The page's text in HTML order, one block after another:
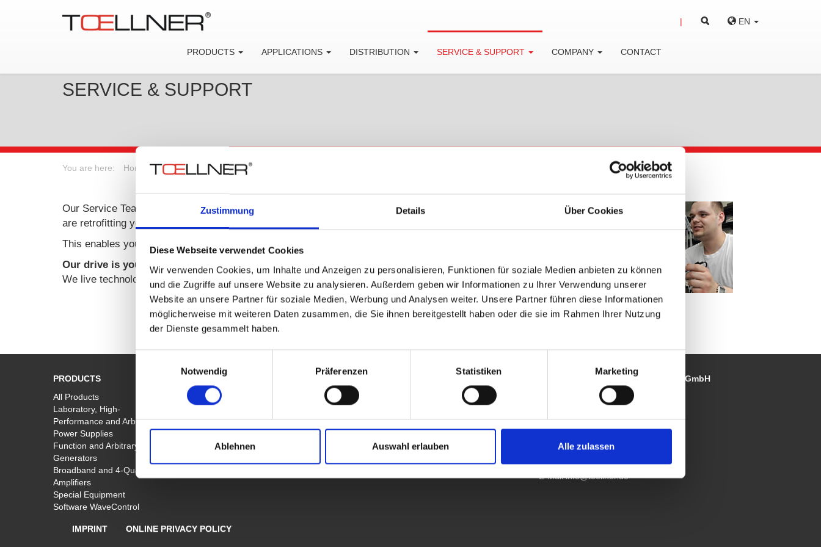
Zustimmung Details Über Cookies
Diese Webseite verwendet Cookies
Wir verwenden Cookies, um Inhalte und Anzeigen zu personalisieren, Funktionen für soziale Medien anbieten zu können
und die Zugriffe auf unsere Website zu analysieren. Außerdem geben wir Informationen zu Ihrer Verwendung unserer
Website an unsere Partner für soziale Medien, Werbung und Analysen weiter. Unsere Partner führen diese Informationen
möglicherweise mit weiteren Daten zusammen, die Sie ihnen bereitgestellt haben oder die sie im Rahmen Ihrer Nutzung
der Dienste gesammelt haben.
Einwilligungsauswahl
Notwendig
Präferenzen Statistiken Marketing
Ablehnen Auswahl erlauben Alle zulassen
EN
PRODUCTS APPLICATIONS DISTRIBUTION SERVICE & SUPPORT COMPANY CONTACT
SERVICE & SUPPORT
You are here: Home | Service & Support |
Our Service Team provides full support for calibration, instrument update and repair of our products. Besides we
are retrofitting your TOELLNER instrument with additional options.
This enables you to be on the latest state of technology. For more details please ask our service-team.
Our drive is your success
We live technology – we are satisfied only when we know that our customers are too.
PRODUCTS
All Products
Laboratory, High-
Performance and Arbitrary
Power Supplies
Function and Arbitrary
Generators
Broadband and 4-Quadrant
Amplifiers
Special Equipment
Software WaveControl
DISTRIBUTION
Distribution International
Service & Support
Software & Driver
Catalogues & Data-Sheets
References
TOELLNER Electronic Instrumente GmbH
Gahlenfeldstraße 31
58313 Herdecke
Telefax +49 2330 979197
E-Mailinfo@toellner.de
IMPRINT ONLINE PRIVACY POLICY